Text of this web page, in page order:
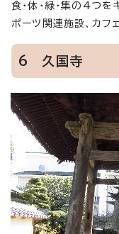
食・体・緑・集の4つを
ポーツ関連施設、カフ
6 久国寺